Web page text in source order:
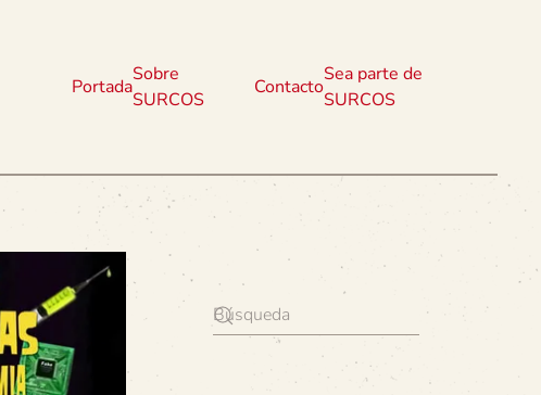
Portada
Sobre
SURCOS
Contacto
Sea parte de
SURCOS